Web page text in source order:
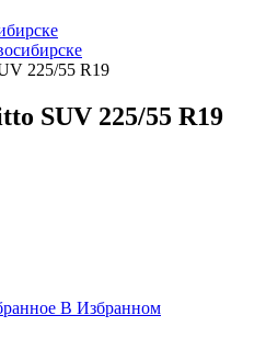
225/55 R19
SUV 225/55 R19
В Избранном